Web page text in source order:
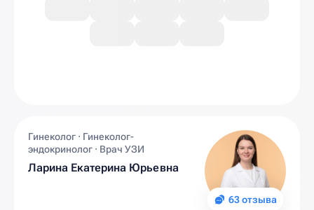
63 отзыва
Гинеколог · Гинеколог-
эндокринолог · Врач УЗИ
Ларина Екатерина Юрьевна